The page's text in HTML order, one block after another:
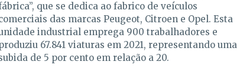
que se dedica ao fabrico de veículos
das marcas Peugeot, Citroen e Opel. Esta
industrial emprega 900 trabalhadores e
67.841 viaturas em 2021, representando uma
de 5 por cento em relação a 20.